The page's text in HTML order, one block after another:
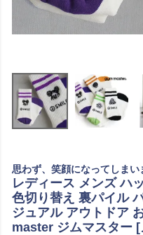
思わず、笑顔になってしまい
レディース メンズ ハ
色切り替え 裏パイル
ジュアル アウトドア
master ジムマスター